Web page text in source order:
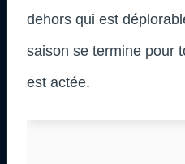
dehors qui est
saison se termine pour
est actée.